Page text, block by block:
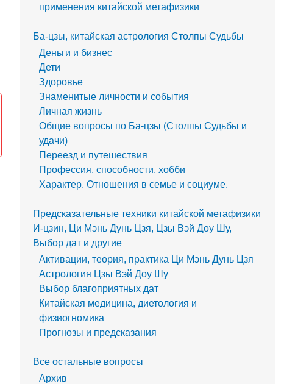
применения китайской метафизики
Ба-цзы, китайская астрология Столпы Судьбы
Деньги и бизнес
Дети
Здоровье
Знаменитые личности и события
Личная жизнь
Общие вопросы по Ба-цзы (Столпы Судьбы и
удачи)
Переезд и путешествия
Профессия, способности, хобби
Характер. Отношения в семье и социуме.
Предсказательные техники китайской метафизики
И-цзин, Ци Мэнь Дунь Цзя, Цзы Вэй Доу Шу,
Выбор дат и другие
Активации, теория, практика Ци Мэнь Дунь Цзя
Астрология Цзы Вэй Доу Шу
Выбор благоприятных дат
Китайская медицина, диетология и
физиогномика
Прогнозы и предсказания
Все остальные вопросы
Архив